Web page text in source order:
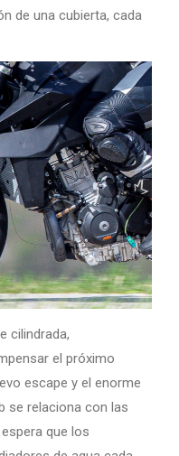
de una cubierta, cada
cilindrada,
el próximo
escape y el enorme
se relaciona con las
que los